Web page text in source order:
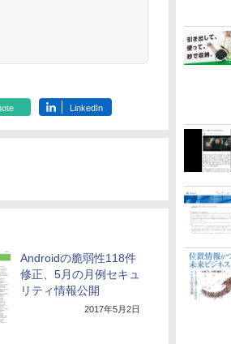
LinkedIn
Androidの脆弱性118件
修正、5月の月例セキュ
リティ情報公開
2017年5月2日